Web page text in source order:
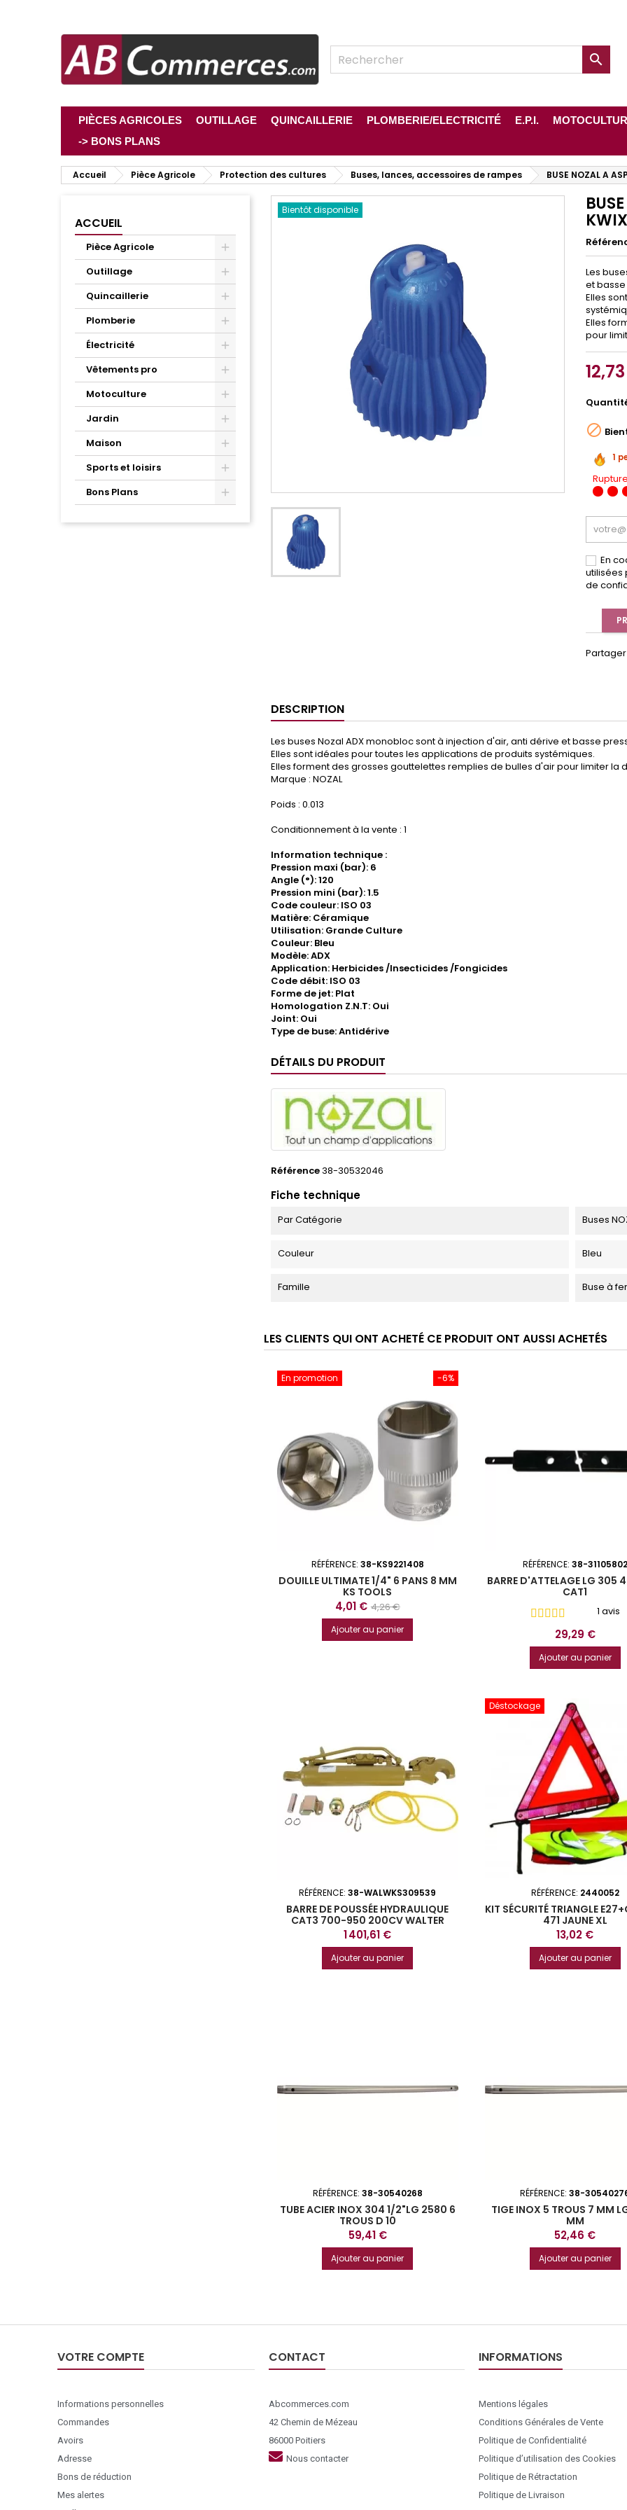

PIÈCES AGRICOLES OUTILLAGE QUINCAILLERIE PLOMBERIE/ELECTRICITÉ E.P.I.
-> BONS PLANS
Accueil Pièce Agricole Protection des cultures Buses, lances, accessoires de rampes BUSE NOZAL A
ACCUEIL
Pièce Agricole
Outillage
Quincaillerie
Plomberie
Électricité
Vêtements pro
Motoculture
Jardin
Maison
Sports et loisirs
Bons Plans
Bientôt disponible
Les
et
Elles
Elles
pour

1
En
utilisées
de
Partager
DESCRIPTION
Les buses Nozal ADX monobloc sont à injection d'air, anti dérive et basse
Elles sont idéales pour toutes les applications de produits systémiques.
Elles forment des grosses gouttelettes remplies de bulles d'air pour limiter la
Marque : NOZAL
Poids : 0.013
Conditionnement à la vente : 1
Information technique :
Pression maxi (bar): 6
Angle (°): 120
Pression mini (bar): 1.5
Code couleur: ISO 03
Matière: Céramique
Utilisation: Grande Culture
Couleur: Bleu
Modèle: ADX
Application: Herbicides /Insecticides /Fongicides
Code débit: ISO 03
Forme de jet: Plat
Homologation Z.N.T: Oui
Joint: Oui
Type de buse: Antidérive
DÉTAILS DU PRODUIT
Référence38-30532046
Fiche technique
Par Catégorie Buses
Couleur Bleu
Famille Buse à
LES CLIENTS QUI ONT ACHETÉ CE PRODUIT ONT AUSSI ACHETÉS
-6%
En promotion
RÉFÉRENCE: 38-KS9221408
DOUILLE ULTIMATE 1/4" 6 PANS 8 MM
KS TOOLS
Prix
4,01 € Prix
de
base
4,26 €
Ajouter au panier
RÉFÉRENCE: 38-31105802
BARRE D'ATTELAGE LG 305
CAT1
1 avis
Prix
29,29 €
Ajouter au panier
RÉFÉRENCE:38-WALWKS309539
BARRE DE POUSSÉE HYDRAULIQUE
CAT3 700-950 200CV WALTER
Prix
1 401,61 €
Ajouter au panier
Déstockage
RÉFÉRENCE: 2440052
KIT SÉCURITÉ TRIANGLE
471 JAUNE XL
Prix
13,02 €
Ajouter au panier
RÉFÉRENCE: 38-30540268
TUBE ACIER INOX 304 1/2"LG 2580 6
TROUS D 10
Prix
59,41 €
Ajouter au panier
RÉFÉRENCE:38-
TIGE INOX 5 TROUS 7 MM
MM
Prix
52,46 €
Ajouter au panier
VOTRE COMPTE
Informations personnelles
Commandes
Avoirs
Adresse
Bons de réduction
Mes alertes
CONTACT
Abcommerces.com
42 Chemin de Mézeau
86000 Poitiers
Nous contacter
INFORMATIONS
Mentions légales
Conditions Générales de Vente
Politique de Confidentialité
Politique d’utilisation des Cookies
Politique de Rétractation
Politique de Livraison